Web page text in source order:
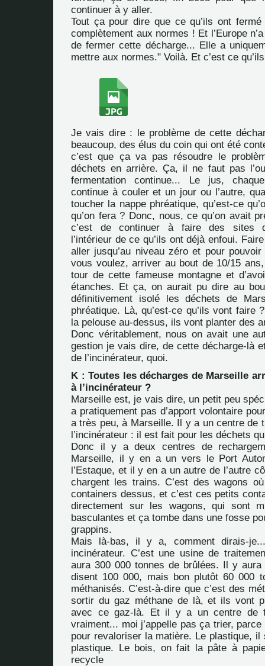
continuer à y aller.
Tout ça pour dire que ce qu’ils ont fermé
complètement aux normes ! Et l’Europe
de fermer cette décharge... Elle a
mettre aux normes." Voilà. Et c’est ce
Je vais dire : le problème de cette
beaucoup, des élus du coin qui ont été
c’est que ça va pas résoudre le
déchets en arrière. Ça, il ne faut pas
fermentation continue... Le jus,
continue à couler et un jour ou l’autre,
toucher la nappe phréatique, qu’est-ce
qu’on fera ? Donc, nous, ce qu’on avait
c’est de continuer à faire des sites
l’intérieur de ce qu’ils ont déjà enfoui.
aller jusqu’au niveau zéro et pour
vous voulez, arriver au bout de 10/15
tour de cette fameuse montagne et
étanches. Et ça, on aurait pu dire au
définitivement isolé les déchets de
phréatique. Là, qu’est-ce qu’ils vont faire
la pelouse au-dessus, ils vont planter des
Donc véritablement, nous on avait une
gestion je vais dire, de cette décharge-là
de l’incinérateur, quoi.
K : Toutes les décharges de Marseille
à l’incinérateur ?
Marseille est, je vais dire, un petit peu
a pratiquement pas d’apport volontaire
a très peu, à Marseille. Il y a un centre de
l’incinérateur : il est fait pour les déchets
Donc il y a deux centres de
Marseille, il y en a un vers le Port
l’Estaque, et il y en a un autre de l’autre
chargent les trains. C’est des wagons
containers dessus, et c’est ces petits
directement sur les wagons, qui sont
basculantes et ça tombe dans une fosse
grappins.
Mais là-bas, il y a, comment dirais-je...
incinérateur. C’est une usine de
aura 300 000 tonnes de brûlées. Il y
disent 100 000, mais bon plutôt 60 000
méthanisés. C’est-à-dire que c’est des
sortir du gaz méthane de là, et ils vont
avec ce gaz-là. Et il y a un centre de
vraiment... moi j’appelle pas ça trier,
pour revaloriser la matière. Le plastique,
plastique. Le bois, on fait la pâte à
recycle